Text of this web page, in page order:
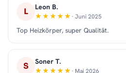
L Leon B.
· Juni 2025
Top Heizkörper, super Qualität.
S Soner T.
· Mai 2026